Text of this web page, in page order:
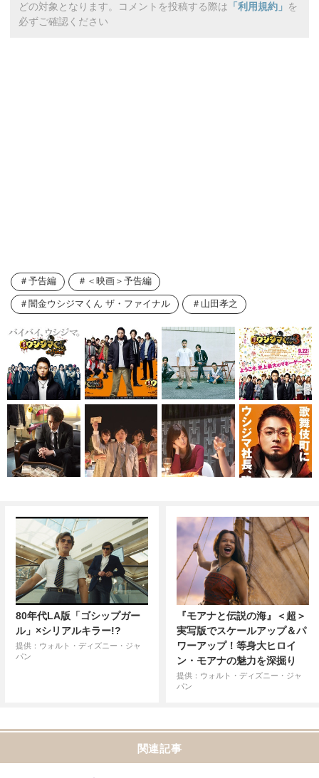
どの対象となります。コメントを投稿する際は 「利用規約」 を
必ずご確認ください
予告編 ＜映画＞予告編
闇金ウシジマくん ザ・ファイナル 山田孝之
80年代LA版「ゴシップガー
ル」×シリアルキラー!?
提供：ウォルト・ディズニー・ジャ
パン
『モアナと伝説の海』＜超＞
実写版でスケールアップ＆パ
ワーアップ！等身大ヒロイ
ン・モアナの魅力を深掘り
提供：ウォルト・ディズニー・ジャ
パン
関連記事